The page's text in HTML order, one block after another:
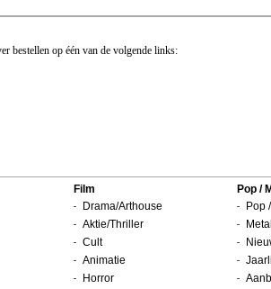
bestellen op één van de volgende links:
Film
Drama/Arthouse
Aktie/Thriller
Cult
Animatie
Horror
Pop /
Pop